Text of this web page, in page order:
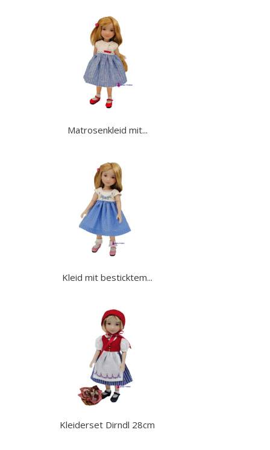
Matrosenkleid mit...
Kleid mit besticktem...
Kleiderset Dirndl 28cm